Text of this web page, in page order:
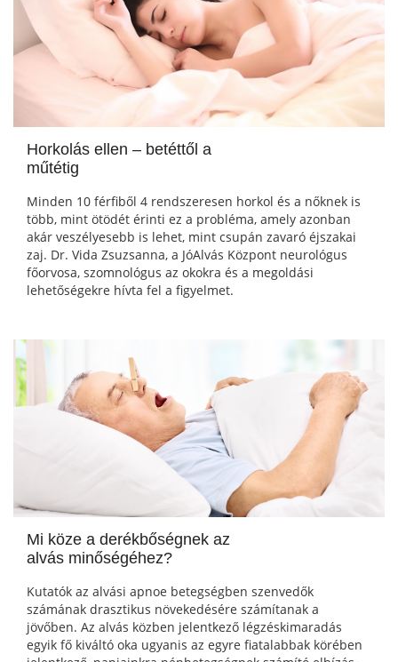
Horkolás ellen – betéttől a
műtétig
Minden 10 férfiből 4 rendszeresen horkol és a nőknek is
több, mint ötödét érinti ez a probléma, amely azonban
akár veszélyesebb is lehet, mint csupán zavaró éjszakai
zaj. Dr. Vida Zsuzsanna, a JóAlvás Központ neurológus
főorvosa, szomnológus az okokra és a megoldási
lehetőségekre hívta fel a figyelmet.
Mi köze a derékbőségnek az
alvás minőségéhez?
Kutatók az alvási apnoe betegségben szenvedők
számának drasztikus növekedésére számítanak a
jövőben. Az alvás közben jelentkező légzéskimaradás
egyik fő kiváltó oka ugyanis az egyre fiatalabbak körében